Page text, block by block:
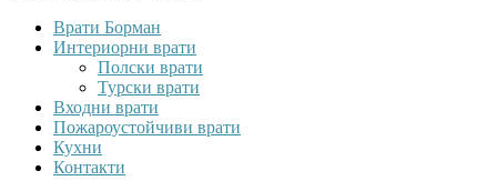
Врати Борман
Интериорни врати
Полски врати
Турски врати
Входни врати
Пожароустойчиви врати
Кухни
Контакти